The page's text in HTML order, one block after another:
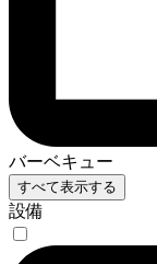
バーベキュー
すべて表示する
設備